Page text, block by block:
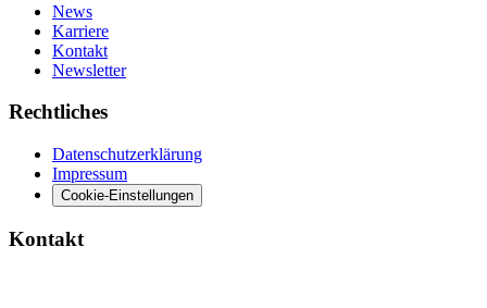
News
Karriere
Kontakt
Newsletter
Rechtliches
Datenschutzerklärung
Impressum
Cookie-Einstellungen
Kontakt